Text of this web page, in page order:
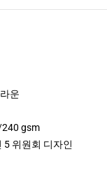
운
240 gsm
5 위원회 디자인